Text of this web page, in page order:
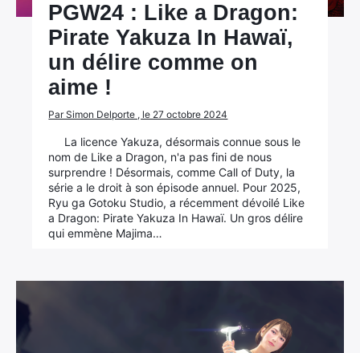
PGW24 : Like a Dragon:
Pirate Yakuza In Hawaï,
un délire comme on
aime !
Par Simon Delporte , le 27 octobre 2024
La licence Yakuza, désormais connue sous le
nom de Like a Dragon, n'a pas fini de nous
surprendre ! Désormais, comme Call of Duty, la
série a le droit à son épisode annuel. Pour 2025,
Ryu ga Gotoku Studio, a récemment dévoilé Like
a Dragon: Pirate Yakuza In Hawaï. Un gros délire
qui emmène Majima…